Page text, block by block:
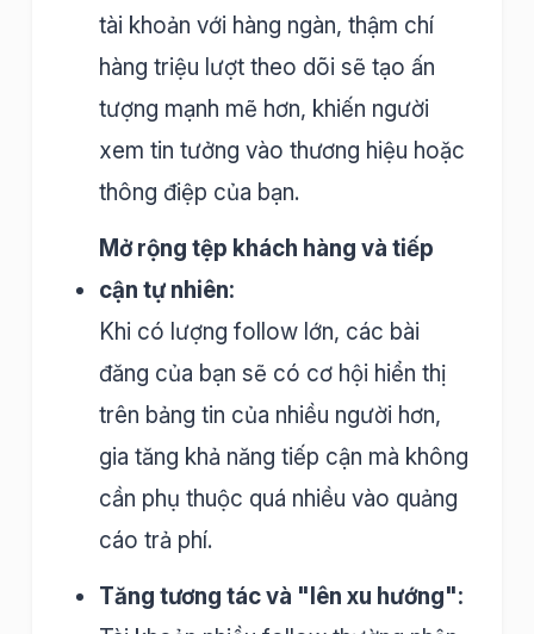
tài khoản với hàng ngàn, thậm chí
hàng triệu lượt theo dõi sẽ tạo ấn
tượng mạnh mẽ hơn, khiến người
xem tin tưởng vào thương hiệu hoặc
thông điệp của bạn.
Mở rộng tệp khách hàng và tiếp
cận tự nhiên:
Khi có lượng follow lớn, các bài
đăng của bạn sẽ có cơ hội hiển thị
trên bảng tin của nhiều người hơn,
gia tăng khả năng tiếp cận mà không
cần phụ thuộc quá nhiều vào quảng
cáo trả phí.
Tăng tương tác và "lên xu hướng":